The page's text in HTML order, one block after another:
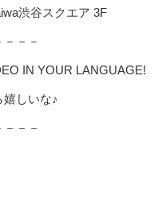
渋谷スクエア 3F
－－
IN YOUR LANGUAGE!
しいな♪
－－